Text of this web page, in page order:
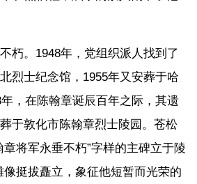
朽。1948年，党组织派人找到了
烈士纪念馆，1955年又安葬于哈
，在陈翰章诞辰百年之际，其遗
于敦化市陈翰章烈士陵园。苍松
将军永垂不朽”字样的主碑立于陵
像挺拔矗立，象征他短暂而光荣的